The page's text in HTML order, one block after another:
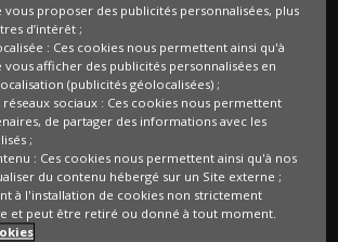
nos événements
LA NEWSLETTER
vous proposer des publicités personnalisées, plus
d’intérêt ;
: Ces cookies nous permettent ainsi qu'à
vous afficher des publicités personnalisées en
(publicités géolocalisées) ;
réseaux sociaux : Ces cookies nous permettent
de partager des informations avec les
;
: Ces cookies nous permettent ainsi qu'à nos
du contenu hébergé sur un Site externe ;
à l'installation de cookies non strictement
et peut être retiré ou donné à tout moment.